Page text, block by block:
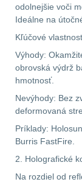
.40 .41
.44 .45
.357 .38
19118
AR106
Náradie a
zbraniam
33
odolnejšie voči
Ideálne na
Kľúčové
Výhody:
obrovská výdrž
hmotnosť.
Nevýhody: Bez
deformovaná
Príklady:
Burris FastFire.
2. Holografické
Na rozdiel od